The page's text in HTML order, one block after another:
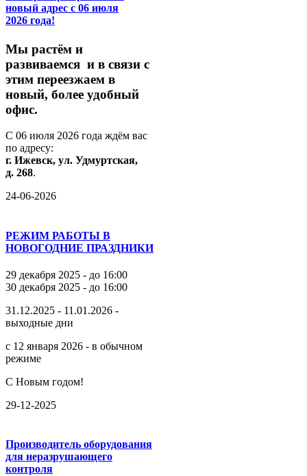
новый адрес с 06 июля
2026 года!
Мы растём и
развиваемся и в связи с
этим переезжаем в
новый, более удобный
офис.
С 06 июля 2026 года ждём вас
по адресу:
г. Ижевск, ул. Удмуртская,
д. 268.
24-06-2026
РЕЖИМ РАБОТЫ В
НОВОГОДНИЕ ПРАЗДНИКИ
29 декабря 2025 - до 16:00
30 декабря 2025 - до 16:00
31.12.2025 - 11.01.2026 -
выходные дни
с 12 января 2026 - в обычном
режиме
С Новым годом!
29-12-2025
Производитель оборудования
для неразрушающего
контроля